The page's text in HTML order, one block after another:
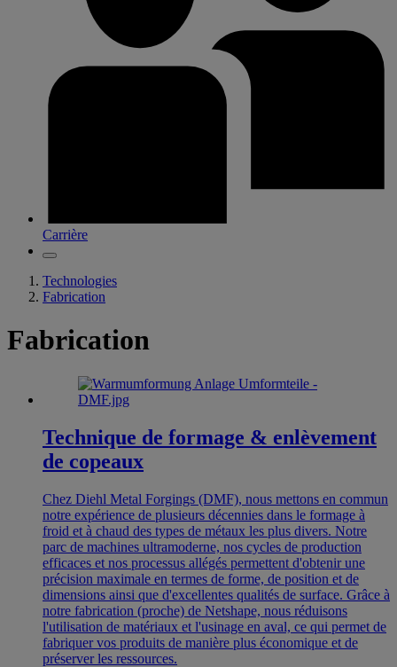
Carrière
Technologies
Fabrication
Fabrication
Technique de formage & enlèvement
de copeaux
Chez Diehl Metal Forgings (DMF), nous mettons en commun
notre expérience de plusieurs décennies dans le formage à
froid et à chaud des types de métaux les plus divers. Notre
parc de machines ultramoderne, nos cycles de production
efficaces et nos processus allégés permettent d'obtenir une
précision maximale en termes de forme, de position et de
dimensions ainsi que d'excellentes qualités de surface. Grâce à
notre fabrication (proche) de Netshape, nous réduisons
l'utilisation de matériaux et l'usinage en aval, ce qui permet de
fabriquer vos produits de manière plus économique et de
préserver les ressources.